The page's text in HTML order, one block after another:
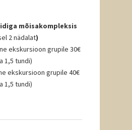
mõisakompleksis
2 nädalat)
ekskursioon grupile 30€
1,5 tundi)
ekskursioon grupile 40€
1,5 tundi)